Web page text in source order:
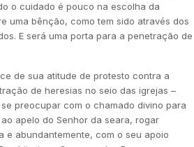
o cuidado é pouco na escolha da
uma bênção, como tem sido através dos
E será uma porta para a penetração de
de sua atitude de protesto contra a
de heresias no seio das igrejas –
preocupar com o chamado divino para
apelo do Senhor da seara, rogar
abundantemente, com o seu apoio